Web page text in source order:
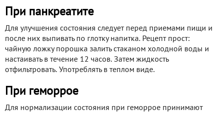
При панкреатите
Для улучшения состояния следует перед приемами пищи и
после них выпивать по глотку напитка. Рецепт прост:
чайную ложку порошка залить стаканом холодной воды и
настаивать в течение 12 часов. Затем жидкость
отфильтровать. Употреблять в теплом виде.
При геморрое
Для нормализации состояния при геморрое принимают